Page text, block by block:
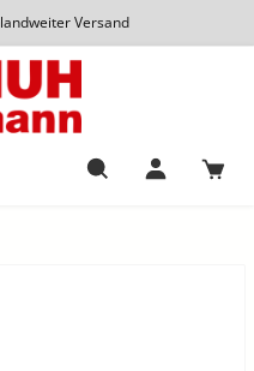
Versand